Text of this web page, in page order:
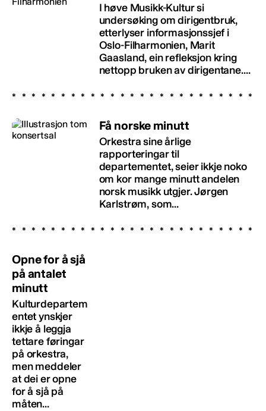
I høve Musikk-Kultur si
undersøking om dirigentbruk,
etterlyser informasjonssjef i
Oslo-Filharmonien, Marit
Gaasland, ein refleksjon kring
nettopp bruken av dirigentane....
Få norske minutt
Orkestra sine årlige
rapporteringar til
departementet, seier ikkje noko
om kor mange minutt andelen
norsk musikk utgjer. Jørgen
Karlstrøm, som...
Opne for å sjå
på antalet
minutt
Kulturdepartem
entet ynskjer
ikkje å leggja
tettare føringar
på orkestra,
men meddeler
at dei er opne
for å sjå på
måten...